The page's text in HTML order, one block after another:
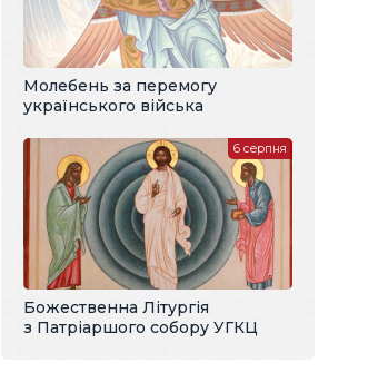
Молебень за перемогу
українського війська
Божественна Літургія
з Патріаршого собору УГКЦ
6 серпня